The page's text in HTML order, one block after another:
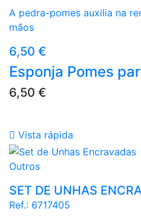
A pedra-pomes auxilia na
mãos
Preço
6,50 €
Esponja Pomes
Preço
6,50 €
 Vista rápida
Branco
Outros
SET DE UNHAS
Ref.: 6717405